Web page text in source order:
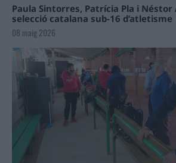
Paula Sintorres, Patrícia Pla i Néstor
selecció catalana sub-16 d’atletisme
08 maig 2026